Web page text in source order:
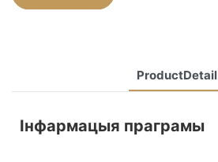
ProductDetail
Інфармацыя праграмы